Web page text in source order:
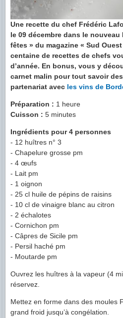
Une recette du chef Frédéric
le 09 décembre dans le
fêtes » du magazine « Sud
centaine de recettes de chefs
d’année. En bonus, vous y
carnet malin pour tout savoir
partenariat avec les vins de
Préparation : 1 heure
Cuisson : 5 minutes
Ingrédients pour 4 personnes
- 12 huîtres n° 3
- Chapelure grosse pm
- 4 œufs
- Lait pm
- 1 oignon
- 25 cl huile de pépins de raisins
- 10 cl de vinaigre blanc au citron
- 2 échalotes
- Cornichon pm
- Câpres de Sicile pm
- Persil haché pm
- Moutarde pm
Ouvrez les huîtres à la vapeur (4
réservez.
Mettez en forme dans des moules
grand froid jusqu’à congélation.